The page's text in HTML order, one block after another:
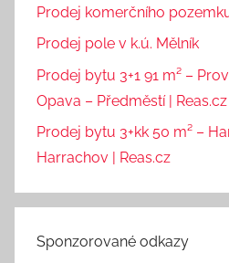
Prodej komerčního
Prodej pole v k.ú. Mělník
Prodej bytu 3+1 91 m² –
Opava – Předměstí | Reas.cz
Prodej bytu 3+kk 50 m² –
Harrachov | Reas.cz
Sponzorované odkazy